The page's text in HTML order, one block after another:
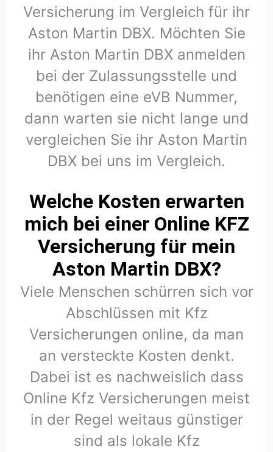
Versicherung im Vergleich für ihr
Aston Martin DBX. Möchten Sie
ihr Aston Martin DBX anmelden
bei der Zulassungsstelle und
benötigen eine eVB Nummer,
dann warten sie nicht lange und
vergleichen Sie ihr Aston Martin
DBX bei uns im Vergleich.
Welche Kosten erwarten
mich bei einer Online KFZ
Versicherung für mein
Aston Martin DBX?
Viele Menschen schürren sich vor
Abschlüssen mit Kfz
Versicherungen online, da man
an versteckte Kosten denkt.
Dabei ist es nachweislich dass
Online Kfz Versicherungen meist
in der Regel weitaus günstiger
sind als lokale Kfz